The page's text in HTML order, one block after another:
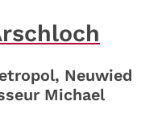
Neuwied
Michael